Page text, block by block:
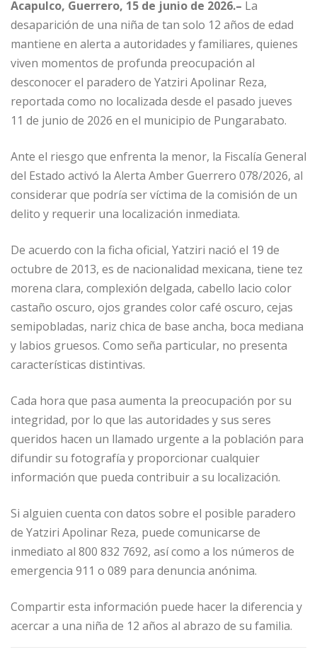
Acapulco, Guerrero, 15 de junio de 2026.– La
desaparición de una niña de tan solo 12 años de edad
mantiene en alerta a autoridades y familiares, quienes
viven momentos de profunda preocupación al
desconocer el paradero de Yatziri Apolinar Reza,
reportada como no localizada desde el pasado jueves
11 de junio de 2026 en el municipio de Pungarabato.
Ante el riesgo que enfrenta la menor, la Fiscalía General
del Estado activó la Alerta Amber Guerrero 078/2026, al
considerar que podría ser víctima de la comisión de un
delito y requerir una localización inmediata.
De acuerdo con la ficha oficial, Yatziri nació el 19 de
octubre de 2013, es de nacionalidad mexicana, tiene tez
morena clara, complexión delgada, cabello lacio color
castaño oscuro, ojos grandes color café oscuro, cejas
semipobladas, nariz chica de base ancha, boca mediana
y labios gruesos. Como seña particular, no presenta
características distintivas.
Cada hora que pasa aumenta la preocupación por su
integridad, por lo que las autoridades y sus seres
queridos hacen un llamado urgente a la población para
difundir su fotografía y proporcionar cualquier
información que pueda contribuir a su localización.
Si alguien cuenta con datos sobre el posible paradero
de Yatziri Apolinar Reza, puede comunicarse de
inmediato al 800 832 7692, así como a los números de
emergencia 911 o 089 para denuncia anónima.
Compartir esta información puede hacer la diferencia y
acercar a una niña de 12 años al abrazo de su familia.